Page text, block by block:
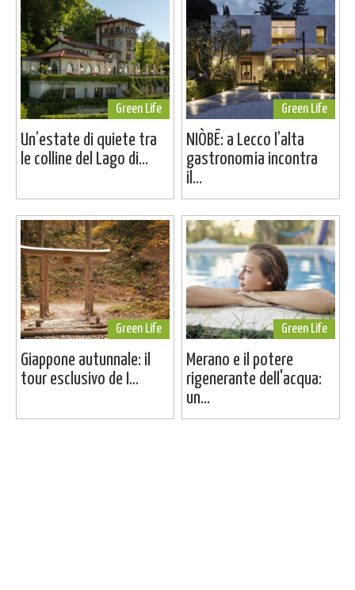
Green Life
Un’estate di quiete tra
le colline del Lago di...
Green Life
NIÒBĒ: a Lecco l’alta
gastronomia incontra
il...
Green Life
Giappone autunnale: il
tour esclusivo de I...
Green Life
Merano e il potere
rigenerante dell'acqua:
un...